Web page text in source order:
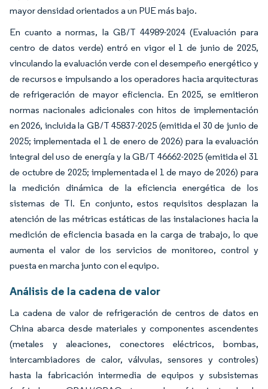
mayor densidad orientados a un PUE más bajo.
En cuanto a normas, la GB/T 44989-2024 (Evaluación para
centro de datos verde) entró en vigor el 1 de junio de 2025,
vinculando la evaluación verde con el desempeño energético y
de recursos e impulsando a los operadores hacia arquitecturas
de refrigeración de mayor eficiencia. En 2025, se emitieron
normas nacionales adicionales con hitos de implementación
en 2026, incluida la GB/T 45837-2025 (emitida el 30 de junio de
2025; implementada el 1 de enero de 2026) para la evaluación
integral del uso de energía y la GB/T 46662-2025 (emitida el 31
de octubre de 2025; implementada el 1 de mayo de 2026) para
la medición dinámica de la eficiencia energética de los
sistemas de TI. En conjunto, estos requisitos desplazan la
atención de las métricas estáticas de las instalaciones hacia la
medición de eficiencia basada en la carga de trabajo, lo que
aumenta el valor de los servicios de monitoreo, control y
puesta en marcha junto con el equipo.
Análisis de la cadena de valor
La cadena de valor de refrigeración de centros de datos en
China abarca desde materiales y componentes ascendentes
(metales y aleaciones, conectores eléctricos, bombas,
intercambiadores de calor, válvulas, sensores y controles)
hasta la fabricación intermedia de equipos y subsistemas